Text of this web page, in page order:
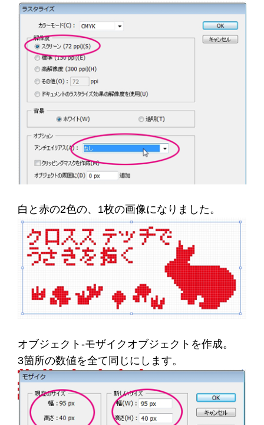
白と赤の2色の、1枚の画像になりました。
オブジェクト-モザイクオブジェクトを作成。
3箇所の数値を全て同じにします。